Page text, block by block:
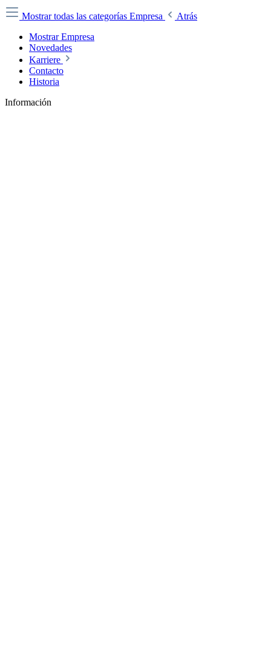
Mostrar todas las categorías Empresa
Atrás
Mostrar Empresa
Novedades
Karriere
Contacto
Historia
Información